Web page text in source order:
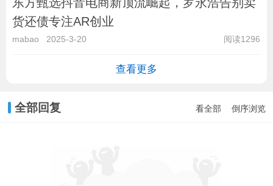
货还债专注AR创业
mabao 2025-3-20 阅读1296
查看更多
全部回复 看全部 倒序浏览